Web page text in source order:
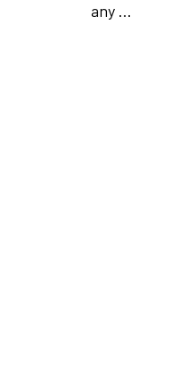
any ...